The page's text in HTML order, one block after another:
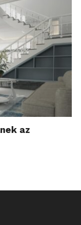
az